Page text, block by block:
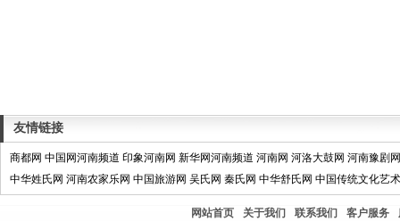
友情链接
商都网 中国网河南频道 印象河南网 新华网河南频道 河南网 河洛大鼓网 河南豫剧网
中华姓氏网 河南农家乐网 中国旅游网 吴氏网 秦氏网 中华舒氏网 中国传统文化艺
网站首页 关于我们 联系我们 客户服务